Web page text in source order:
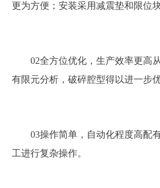
更为方便；安装采用减震垫和限位
02全方位优化，生产效率更高
有限元分析，破碎腔型得以进一步优
03操作简单，自动化程度高配
工进行复杂操作。